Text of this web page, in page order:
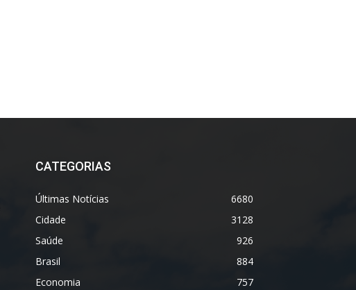
CATEGORIAS
Últimas Notícias
6680
Cidade
3128
Saúde
926
Brasil
884
Economia
757